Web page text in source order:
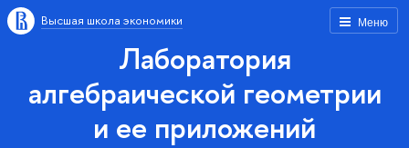
Меню
Высшая школа экономики
Лаборатория
алгебраической геометрии
и ее приложений